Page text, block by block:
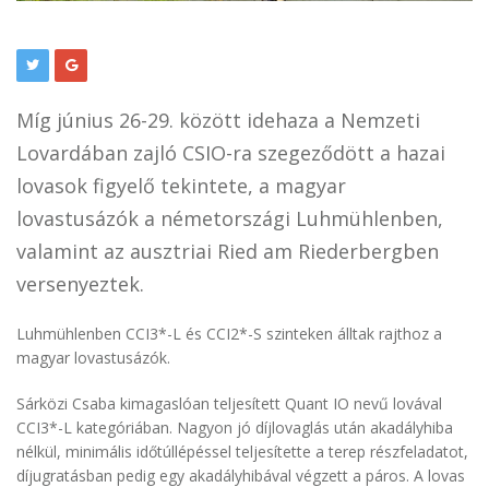
Míg június 26-29. között idehaza a Nemzeti
Lovardában zajló CSIO-ra szegeződött a hazai
lovasok figyelő tekintete, a magyar
lovastusázók a németországi Luhmühlenben,
valamint az ausztriai Ried am Riederbergben
versenyeztek.
Luhmühlenben CCI3*-L és CCI2*-S szinteken álltak rajthoz a
magyar lovastusázók.
Sárközi Csaba kimagaslóan teljesített Quant IO nevű lovával
CCI3*-L kategóriában. Nagyon jó díjlovaglás után akadályhiba
nélkül, minimális időtúllépéssel teljesítette a terep részfeladatot,
díjugratásban pedig egy akadályhibával végzett a páros. A lovas